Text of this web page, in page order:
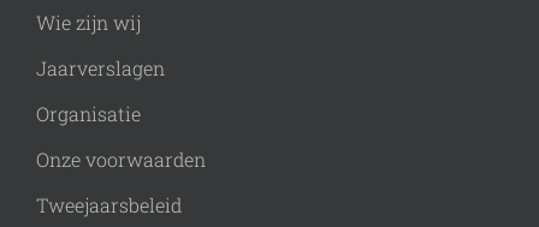
Wie zijn wij
Jaarverslagen
Organisatie
Onze voorwaarden
Tweejaarsbeleid